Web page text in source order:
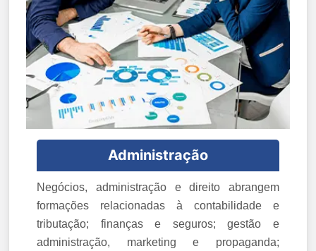
Administração
Negócios, administração e direito abrangem
formações relacionadas à contabilidade e
tributação; finanças e seguros; gestão e
administração, marketing e propaganda;